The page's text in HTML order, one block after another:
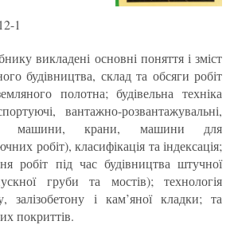
1
викладені основні поняття і зміст
будівництва, склад та обсяги робіт
полотна; будівельна техніка
вантажно-розвантажувальні,
машини, крани, машини для
робіт), класифікація та індексація;
робіт під час будівництва штучної
груби та мостів); технологія
залізобетону і кам’яної кладки; та
покриттів.